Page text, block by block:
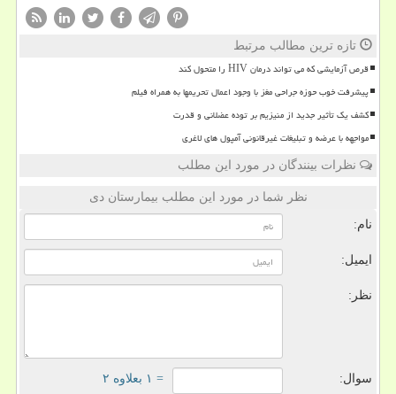
تازه ترین مطالب مرتبط
قرص آزمایشی که می تواند درمان HIV را متحول کند
پیشرفت خوب حوزه جراحی مغز با وجود اعمال تحریمها به همراه فیلم
کشف یک تأثیر جدید از منیزیم بر توده عضلانی و قدرت
مواجهه با عرضه و تبلیغات غیرقانونی آمپول های لاغری
نظرات بینندگان در مورد این مطلب
نظر شما در مورد این مطلب بیمارستان دی
نام:
ایمیل:
نظر:
سوال: = ۱ بعلاوه ۲